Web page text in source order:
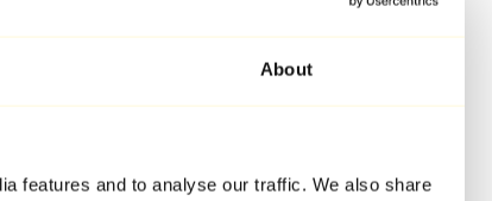
About
features and to analyse our traffic. We also share